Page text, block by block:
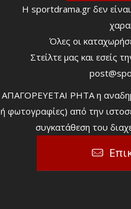
Η sportdrama.gr δεν
Όλες οι
Στείλτε μας και εσείς
ΑΠΑΓΟΡΕΥΕΤΑΙ ΡΗΤΑ η
ή φωτογραφίες) από την
συγκατάθεση του